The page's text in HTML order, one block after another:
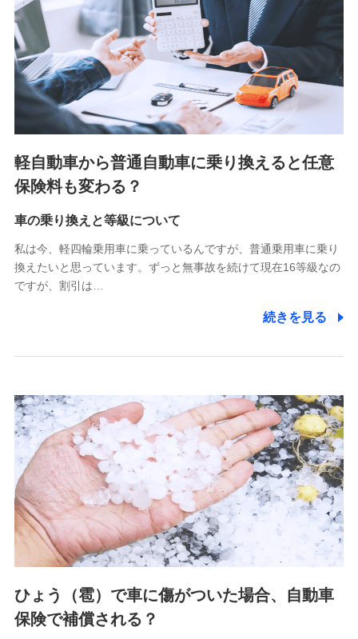
株式会社アシロ少額短期保険 (https://kailash.co.jp/)
SBIいきいき少額短期保険会社 (https://www.i-
sedai.com/)
SBIペット少額短期保険株式会社 (https://www.sbipet-
ssi.co.jp/)
SBIリスタ少額短期保険会社
(https://www.jishin.co.jp/)
スマートプラス少額短期保険株式会社
チューリッヒ少額短期保険株式会社
(https://www.zurichssi.co.jp/)
(https://www.tokiomarine-x.co.jp/)
(https://pshoken.co.jp/)
リトルファミリー少額短期保険株式会社
(https://www.littlefamily-ssi.com/)
郵便、電話、およびＥメール等により、当社と取引のあるも
た維持管理等の委託業務遂行のため、またそれらに付帯、関
連する当社および提携会社のサービスを案内、提供するため
（なお、当社は複数の保険会社と取引があり、取得した個人
情報を取引のある他の保険会社の商品・サービスをご提案す
るために利用させていただくことがあります。）
上記に係る連絡・手続き・管理等付帯業務を行うため
3.セミナー募集サイトから取得した個人情報
各種セミナーの案内、開催のため
上記に係る連絡・手続き・管理等付帯業務を行うため
4.家族・友達紹介にて取得した個人情報
被紹介者への連絡、及び当社と取引のあるもしくは委託を受
けている保険会社・提携会社の保険その他に関する情報を提
軽自動車から普通自動車に乗り換えると任意
保険料も変わる？
車の乗り換えと等級について
私は今、軽四輪乗用車に乗っているんですが、普通乗用車に乗り
換えたいと思っています。ずっと無事故を続けて現在16等級なの
ですが、割引は…
続きを見る
ひょう（雹）で車に傷がついた場合、自動車
保険で補償される？